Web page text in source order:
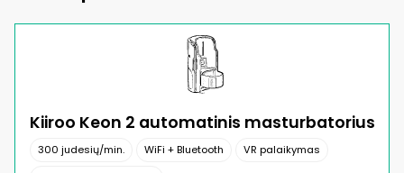
Kiiroo Keon 2 automatinis masturbatorius
300 judesių/min. WiFi + Bluetooth
VR palaikymas